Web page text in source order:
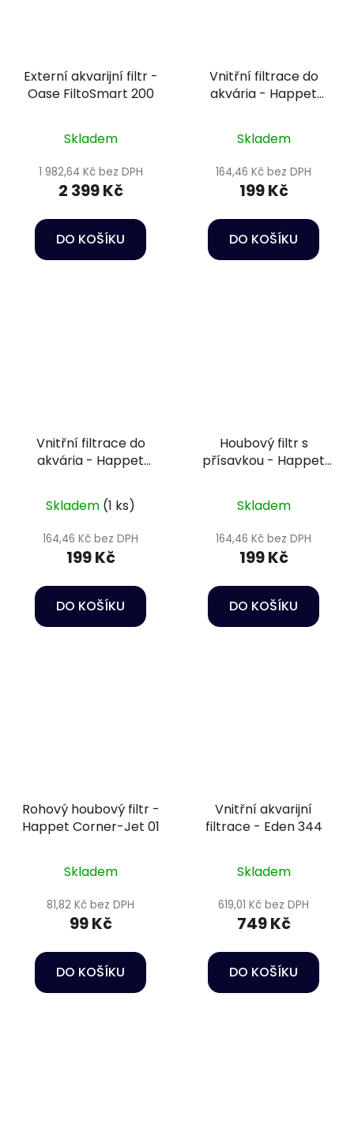
Externí akvarijní filtr -
Oase FiltoSmart 200
Skladem
1 982,64 Kč bez DPH
2 399 Kč
DO KOŠÍKU
Vnitřní filtrace do
akvária - Happet
Skladem
164,46 Kč bez DPH
199 Kč
DO KOŠÍKU
Vnitřní filtrace do
akvária - Happet
Skladem (1 ks)
164,46 Kč bez DPH
199 Kč
DO KOŠÍKU
Houbový filtr s
přísavkou - Happet
Skladem
164,46 Kč bez DPH
199 Kč
DO KOŠÍKU
Rohový houbový filtr -
Happet Corner-Jet 01
Skladem
81,82 Kč bez DPH
99 Kč
DO KOŠÍKU
Vnitřní akvarijní
filtrace - Eden 344
Skladem
619,01 Kč bez DPH
749 Kč
DO KOŠÍKU